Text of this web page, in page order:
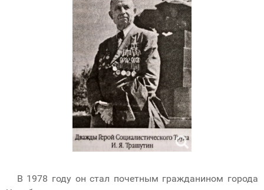
В 1978 году он стал почетным гражданином города